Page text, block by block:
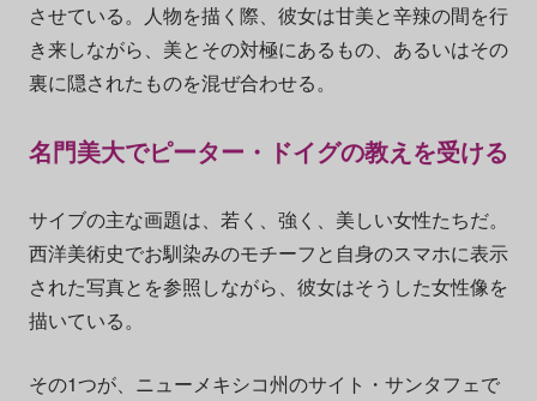
させている。人物を描く際、彼女は甘美と辛辣の間を行
き来しながら、美とその対極にあるもの、あるいはその
裏に隠されたものを混ぜ合わせる。
名門美大でピーター・ドイグの教えを受ける
サイブの主な画題は、若く、強く、美しい女性たちだ。
西洋美術史でお馴染みのモチーフと自身のスマホに表示
された写真とを参照しながら、彼女はそうした女性像を
描いている。
その1つが、ニューメキシコ州のサイト・サンタフェで